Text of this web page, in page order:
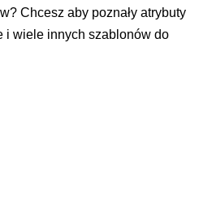
Chcesz aby poznały atrybuty
i wiele innych szablonów do